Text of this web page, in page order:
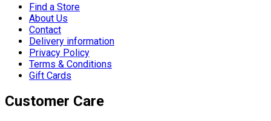
Find a Store
About Us
Contact
Delivery information
Privacy Policy
Terms & Conditions
Gift Cards
Customer Care